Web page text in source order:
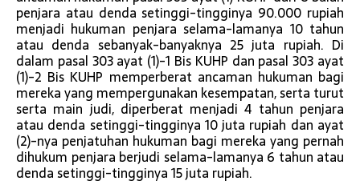
penjara atau denda setinggi-tingginya 90.000 rupiah
menjadi hukuman penjara selama-lamanya 10 tahun
atau denda sebanyak-banyaknya 25 juta rupiah. Di
dalam pasal 303 ayat (1)-1 Bis KUHP dan pasal 303 ayat
(1)-2 Bis KUHP memperberat ancaman hukuman bagi
mereka yang mempergunakan kesempatan, serta turut
serta main judi, diperberat menjadi 4 tahun penjara
atau denda setinggi-tingginya 10 juta rupiah dan ayat
(2)-nya penjatuhan hukuman bagi mereka yang pernah
dihukum penjara berjudi selama-lamanya 6 tahun atau
denda setinggi-tingginya 15 juta rupiah.